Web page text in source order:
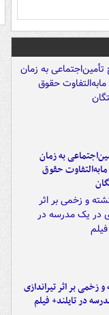
به زمان
حقوق
و زخمی بر اثر تیراندازی
در تایلند+ فیلم